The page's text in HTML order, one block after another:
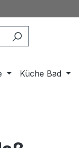
Küche Bad